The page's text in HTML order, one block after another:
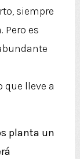
siempre
Pero es
lleve a
planta un